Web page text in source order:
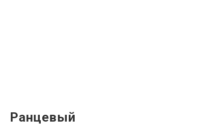
Ранцевый